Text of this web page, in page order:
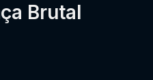
Brutal